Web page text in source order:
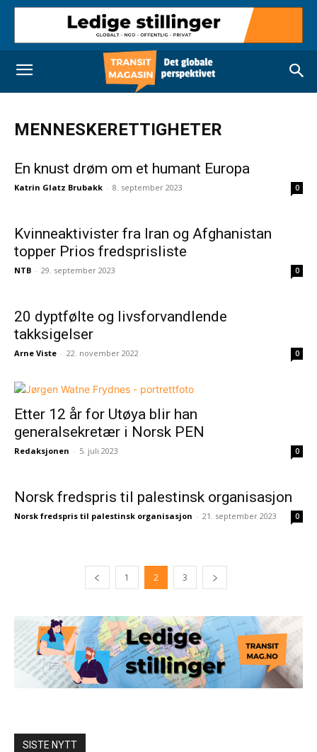
MENNESKERETTIGHETER
En knust drøm om et humant Europa
Katrin Glatz Brubakk - 8. september 2023 0
Kvinneaktivister fra Iran og Afghanistan
topper Prios fredsprisliste
NTB - 29. september 2023 0
20 dyptfølte og livsforvandlende
takksigelser
Arne Viste - 22. november 2022 0
Etter 12 år for Utøya blir han
generalsekretær i Norsk PEN
Redaksjonen - 5. juli 2023 0
Norsk fredspris til palestinsk organisasjon
Norsk fredspris til palestinsk organisasjon - 21. september 2023 0
1 2 3
SISTE NYTT